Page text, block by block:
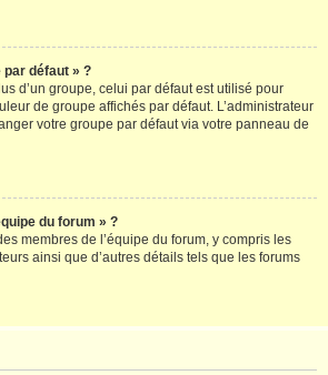
par défaut » ?
d’un groupe, celui par défaut est utilisé pour
de groupe affichés par défaut. L’administrateur
votre groupe par défaut via votre panneau de
du forum » ?
membres de l’équipe du forum, y compris les
ainsi que d’autres détails tels que les forums